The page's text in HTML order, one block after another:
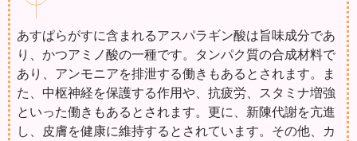
あすぱらがすに含まれるアスパラギン酸は旨味成分であ
り、かつアミノ酸の一種です。タンパク質の合成材料で
あり、アンモニアを排泄する働きもあるとされます。ま
た、中枢神経を保護する作用や、抗疲労、スタミナ増強
といった働きもあるとされます。更に、新陳代謝を亢進
し、皮膚を健康に維持するとされています。その他、カ